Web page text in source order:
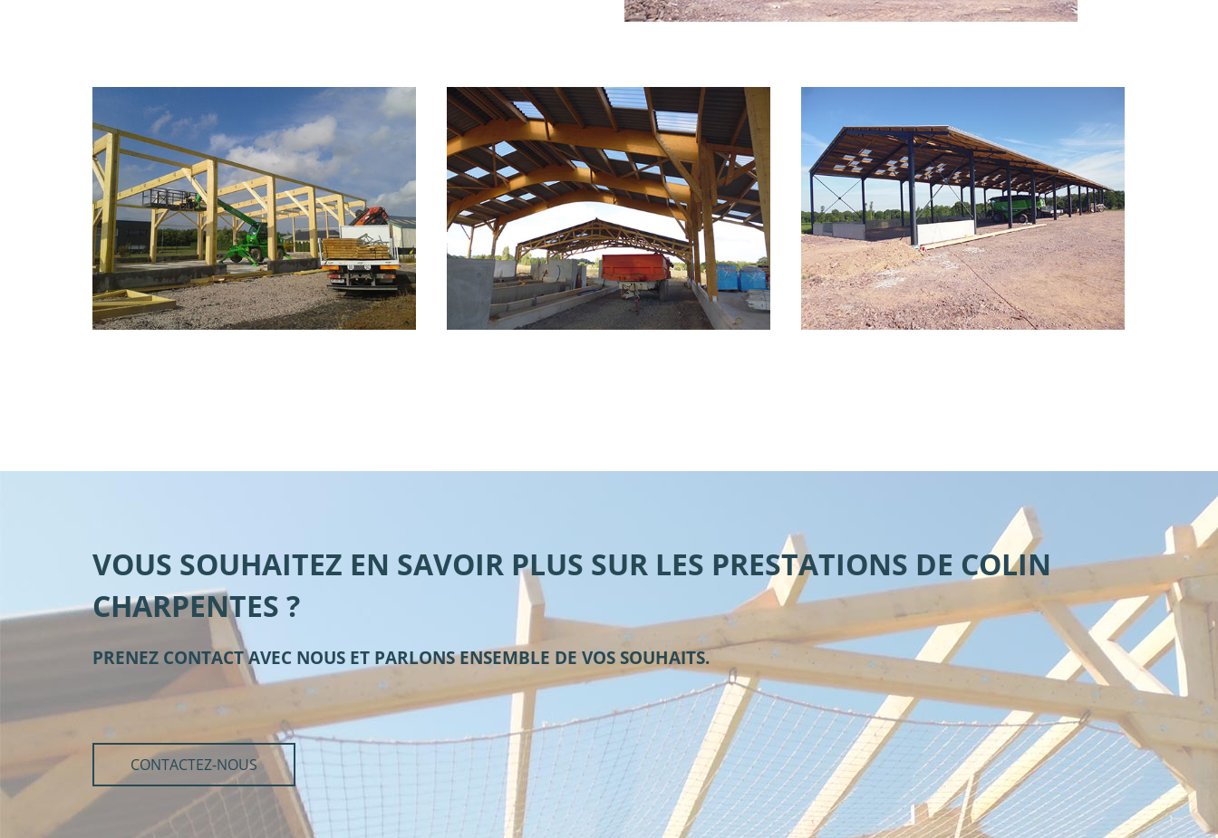
VOUS SOUHAITEZ EN SAVOIR PLUS SUR LES PRESTATIONS DE COLIN
CHARPENTES ?
PRENEZ CONTACT AVEC NOUS ET PARLONS ENSEMBLE DE VOS SOUHAITS.
CONTACTEZ-NOUS